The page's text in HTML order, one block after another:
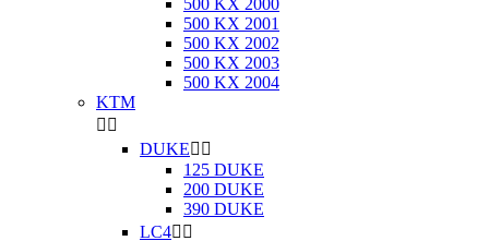
500 KX 2000
500 KX 2001
500 KX 2002
500 KX 2003
500 KX 2004
KTM
 
DUKE 
125 DUKE
200 DUKE
390 DUKE
LC4 